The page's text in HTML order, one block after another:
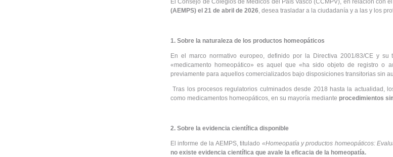
El Consejo de Colegios de Médicos del País Vasco (CCMPV), en relación con el
(AEMPS) el 21 de abril de 2026, desea trasladar a la ciudadanía y a las y los
1. Sobre la naturaleza de los productos homeopáticos
En el marco normativo europeo, definido por la Directiva 2001/83/CE y
«medicamento homeopático» es aquel que «ha sido objeto de registro o
previamente para aquellos comercializados bajo disposiciones transitorias sin
Tras los procesos regulatorios culminados desde 2018 hasta la actualidad,
como medicamentos homeopáticos, en su mayoría mediante procedimientos
2. Sobre la evidencia científica disponible
El informe de la AEMPS, titulado «Homeopatía y productos homeopáticos:
no existe evidencia científica que avale la eficacia de la homeopatía.